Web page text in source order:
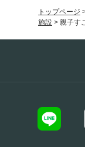
トップページ
施設 > 親子す